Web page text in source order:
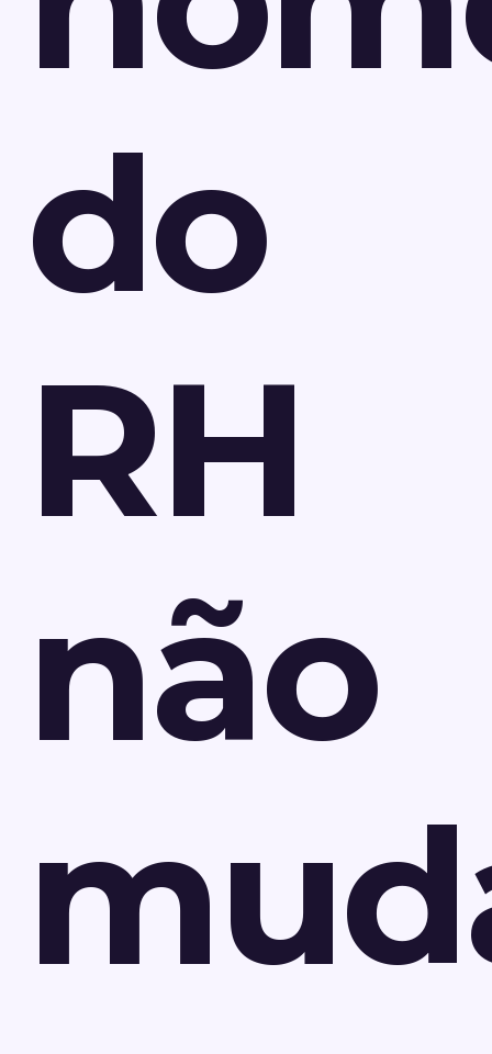
do
RH
não